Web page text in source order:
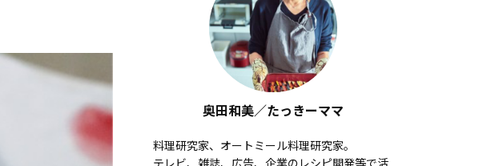
奥田和美／たっきーママ
料理研究家、オートミール料理研究家。